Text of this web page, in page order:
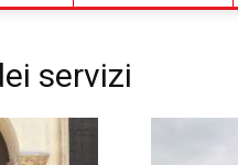
servizi